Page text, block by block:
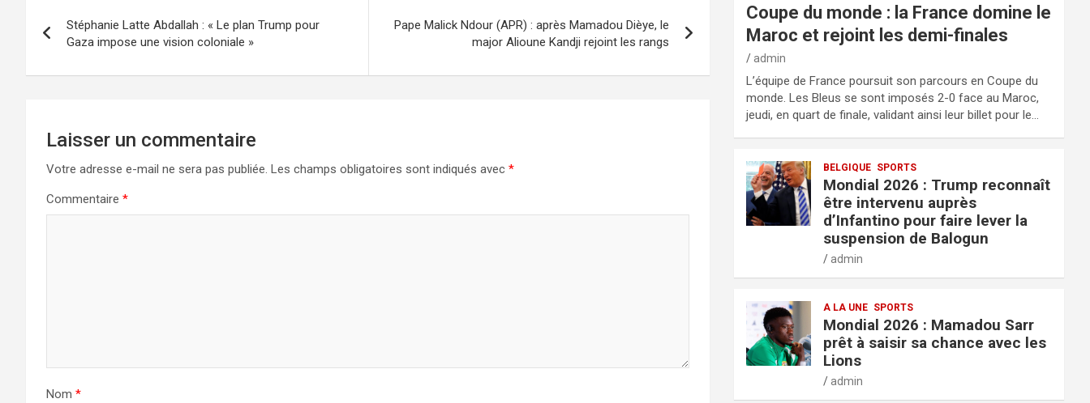
Stéphanie Latte Abdallah : « Le plan Trump pour
Gaza impose une vision coloniale »
Pape Malick Ndour (APR) : après Mamadou Dièye, le
major Alioune Kandji rejoint les rangs
Laisser un commentaire
Votre adresse e-mail ne sera pas publiée. Les champs obligatoires sont indiqués avec *
Commentaire *
Nom *
Coupe du monde : la France domine le
Maroc et rejoint les demi-finales
admin
L’équipe de France poursuit son parcours en Coupe du
monde. Les Bleus se sont imposés 2-0 face au Maroc,
jeudi, en quart de finale, validant ainsi leur billet pour le…
BELGIQUE SPORTS
Mondial 2026 : Trump reconnaît
être intervenu auprès
d’Infantino pour faire lever la
suspension de Balogun
admin
A LA UNE SPORTS
Mondial 2026 : Mamadou Sarr
prêt à saisir sa chance avec les
Lions
admin